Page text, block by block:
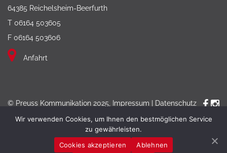
64385 Reichelsheim-Beerfurth
T 06164 503605
F 06164 503606
Anfahrt
© Preuss Kommunikation 2025, Impressum
Datenschutz
Wir verwenden Cookies, um Ihnen den bestmöglichen Service
zu gewährleisten.
Cookies akzeptieren
Ablehnen